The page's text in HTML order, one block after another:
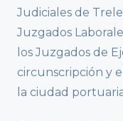
Judiciales de
Juzgados
los Juzgados de
circunscripción y
la ciudad